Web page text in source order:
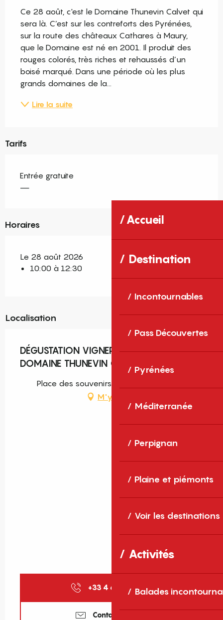
Accueil
Destination
Incontournables
Pass Découvertes
Pyrénées
Méditerranée
Perpignan
Plaine et piémonts
Voir les destinations
Activités
Balades
Ce 28 août, c'est le Domaine Thunevin Calvet qui
sera là. C’est sur les contreforts des Pyrénées,
sur la route des châteaux Cathares à Maury,
que le Domaine est né en 2001. Il produit des
rouges colorés, très riches et rehaussés d’un
boisé marqué. Dans une période où les plus
grands domaines de la...
Lire la suite
Tarifs
Entrée gratuite
—
Horaires
Le 28 août 2026
10:00 à 12:30
Localisation
DÉGUSTATION VIGNERONNE AVEC LE
DOMAINE THUNEVIN CALVET
Place des souvenirs d'enfance, Torreilles
M'y rendre
+33 4 68 80 79 ▒▒
Contactez-nous